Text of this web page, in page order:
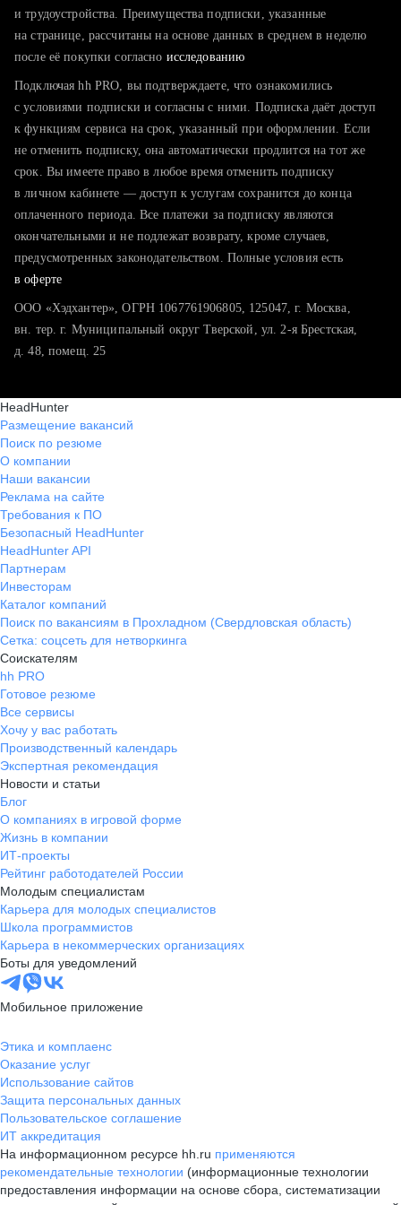
тратите много времени на поиск и вручную поднимаете
хотите сравнить себя с конкурентами и оценить шансы
и трудоустройства. Преимущества подписки, указанные
на странице, рассчитаны на основе данных в среднем в неделю
после её покупки согласно исследованию
Подключая hh PRO, вы подтверждаете, что ознакомились
с условиями подписки и согласны с ними. Подписка даёт доступ
к функциям сервиса на срок, указанный при оформлении. Если
не отменить подписку, она автоматически продлится на тот же
срок. Вы имеете право в любое время отменить подписку
в личном кабинете — доступ к услугам сохранится до конца
оплаченного периода. Все платежи за подписку являются
окончательными и не подлежат возврату, кроме случаев,
предусмотренных законодательством. Полные условия есть
в оферте
ООО «Хэдхантер», ОГРН 1067761906805, 125047, г. Москва,
вн. тер. г. Муниципальный округ Тверской, ул. 2-я Брестская,
д. 48, помещ. 25
HeadHunter
Размещение вакансий
Поиск по резюме
О компании
Наши вакансии
Реклама на сайте
Требования к ПО
Безопасный HeadHunter
HeadHunter API
Партнерам
Инвесторам
Каталог компаний
Поиск по вакансиям в Прохладном (Свердловская область)
Сетка: соцсеть для нетворкинга
Соискателям
hh PRO
Готовое резюме
Все сервисы
Хочу у вас работать
Производственный календарь
Экспертная рекомендация
Новости и статьи
Блог
О компаниях в игровой форме
Жизнь в компании
ИТ-проекты
Рейтинг работодателей России
Молодым специалистам
Карьера для молодых специалистов
Школа программистов
Карьера в некоммерческих организациях
Боты для уведомлений
Мобильное приложение
Этика и комплаенс
Оказание услуг
Использование сайтов
Защита персональных данных
Пользовательское соглашение
ИТ аккредитация
На информационном ресурсе hh.ru применяются
рекомендательные технологии (информационные технологии
предоставления информации на основе сбора, систематизации